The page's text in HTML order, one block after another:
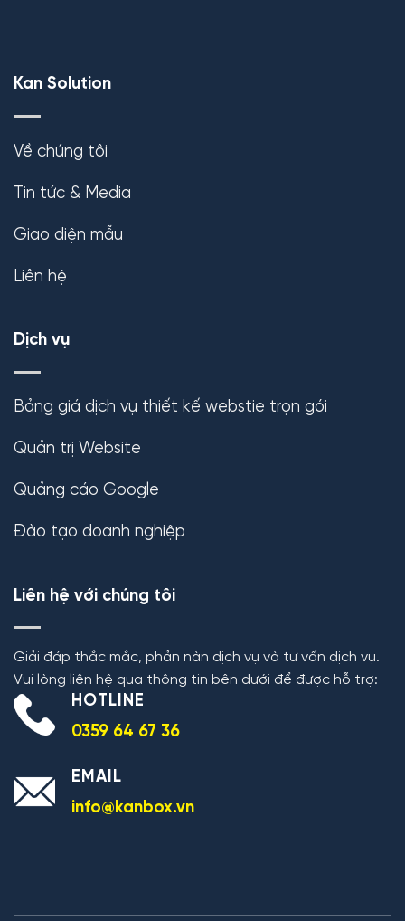
Kan Solution
Về chúng tôi
Tin tức & Media
Giao diện mẫu
Liên hệ
Dịch vụ
Bảng giá dịch vụ thiết kế webstie trọn gói
Quản trị Website
Quảng cáo Google
Đào tạo doanh nghiệp
Liên hệ với chúng tôi
Giải đáp thắc mắc, phản nàn dịch vụ và tư vấn dịch vụ.
Vui lòng liên hệ qua thông tin bên dưới để được hỗ trợ:
HOTLINE
0359 64 67 36
EMAIL
info@kanbox.vn